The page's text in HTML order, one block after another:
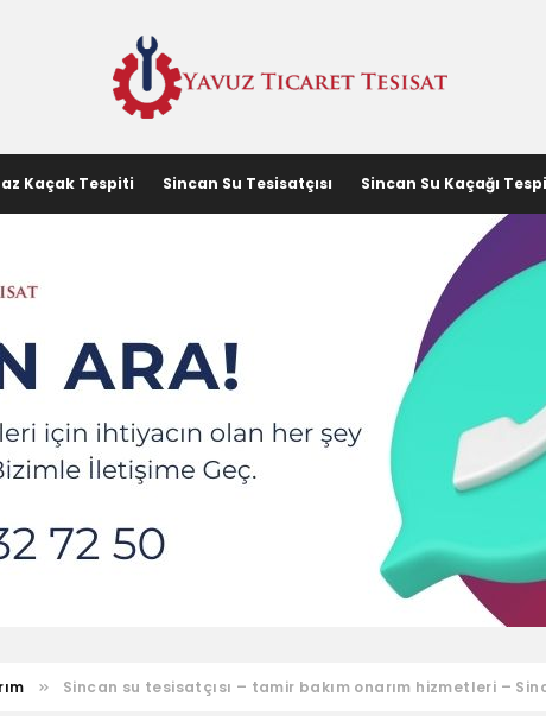
Kaçak Tespiti Sincan Su Tesisatçısı Sincan Su Kaçağı
Sincan su tesisatçısı – tamir bakım onarım hizmetleri –